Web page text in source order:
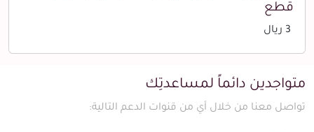
قطع
3 ريال
متواجدين دائماً لمساعدتِك
تواصل معنا من خلال أي من قنوات الدعم التالية: